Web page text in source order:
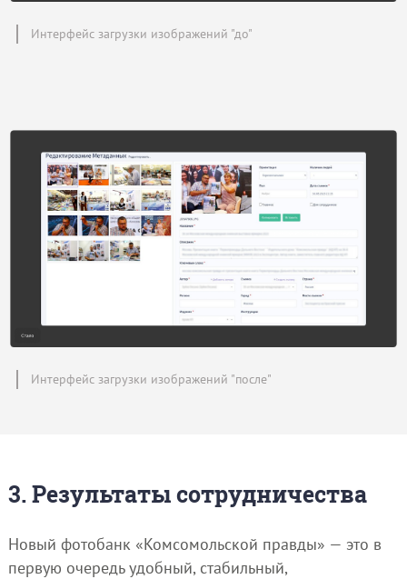
Интерфейс загрузки изображений "до"
Интерфейс загрузки изображений "после"
3. Результаты сотрудничества
Новый фотобанк «Комсомольской правды» — это в
первую очередь удобный, стабильный,